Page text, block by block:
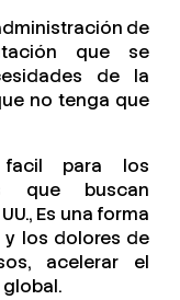
de
que se
de la
no tenga que
para los
que buscan
Es una forma
los dolores de
acelerar el